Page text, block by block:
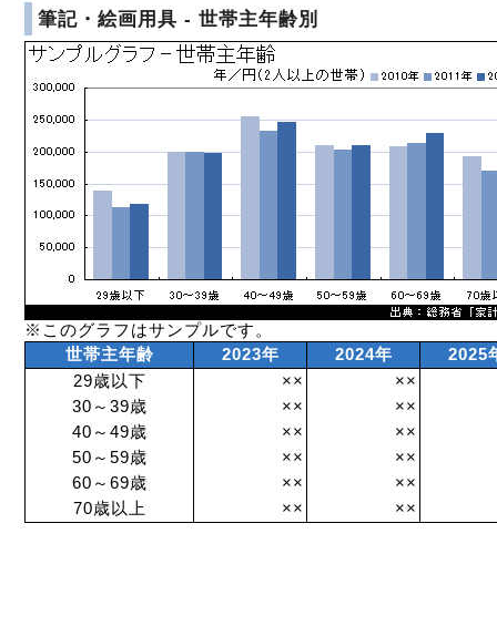
筆記・絵画用具 - 世帯主年齢別
※このグラフはサンプルです。
世帯主年齢
2023年 2024年
2025
29歳以下
××
××
30～39歳
××
××
40～49歳
××
××
50～59歳
××
××
60～69歳
××
××
70歳以上
×× ××